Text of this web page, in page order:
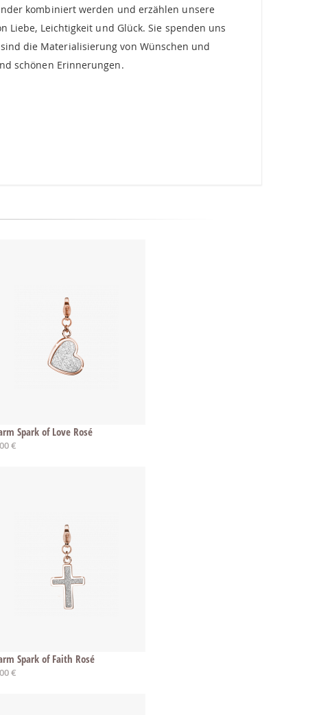
kombiniert werden und erzählen unsere
Liebe, Leichtigkeit und Glück. Sie spenden uns
die Materialisierung von Wünschen und
schönen Erinnerungen.
Spark of Love Rosé
€
Spark of Faith Rosé
€